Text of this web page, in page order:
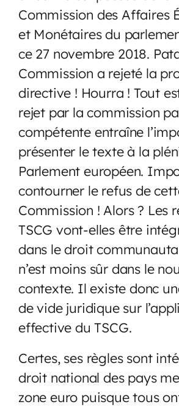
Commission des Affaires
et Monétaires du
ce 27 novembre 2018.
Commission a rejeté la
directive ! Hourra ! Tout
rejet par la commission
compétente entraîne
présenter le texte à la
Parlement européen.
contourner le refus de
Commission ! Alors ? Les
TSCG vont-elles être
dans le droit
n’est moins sûr dans le
contexte. Il existe donc
de vide juridique sur
effective du TSCG.
Certes, ses règles sont
droit national des pays
zone euro puisque tous